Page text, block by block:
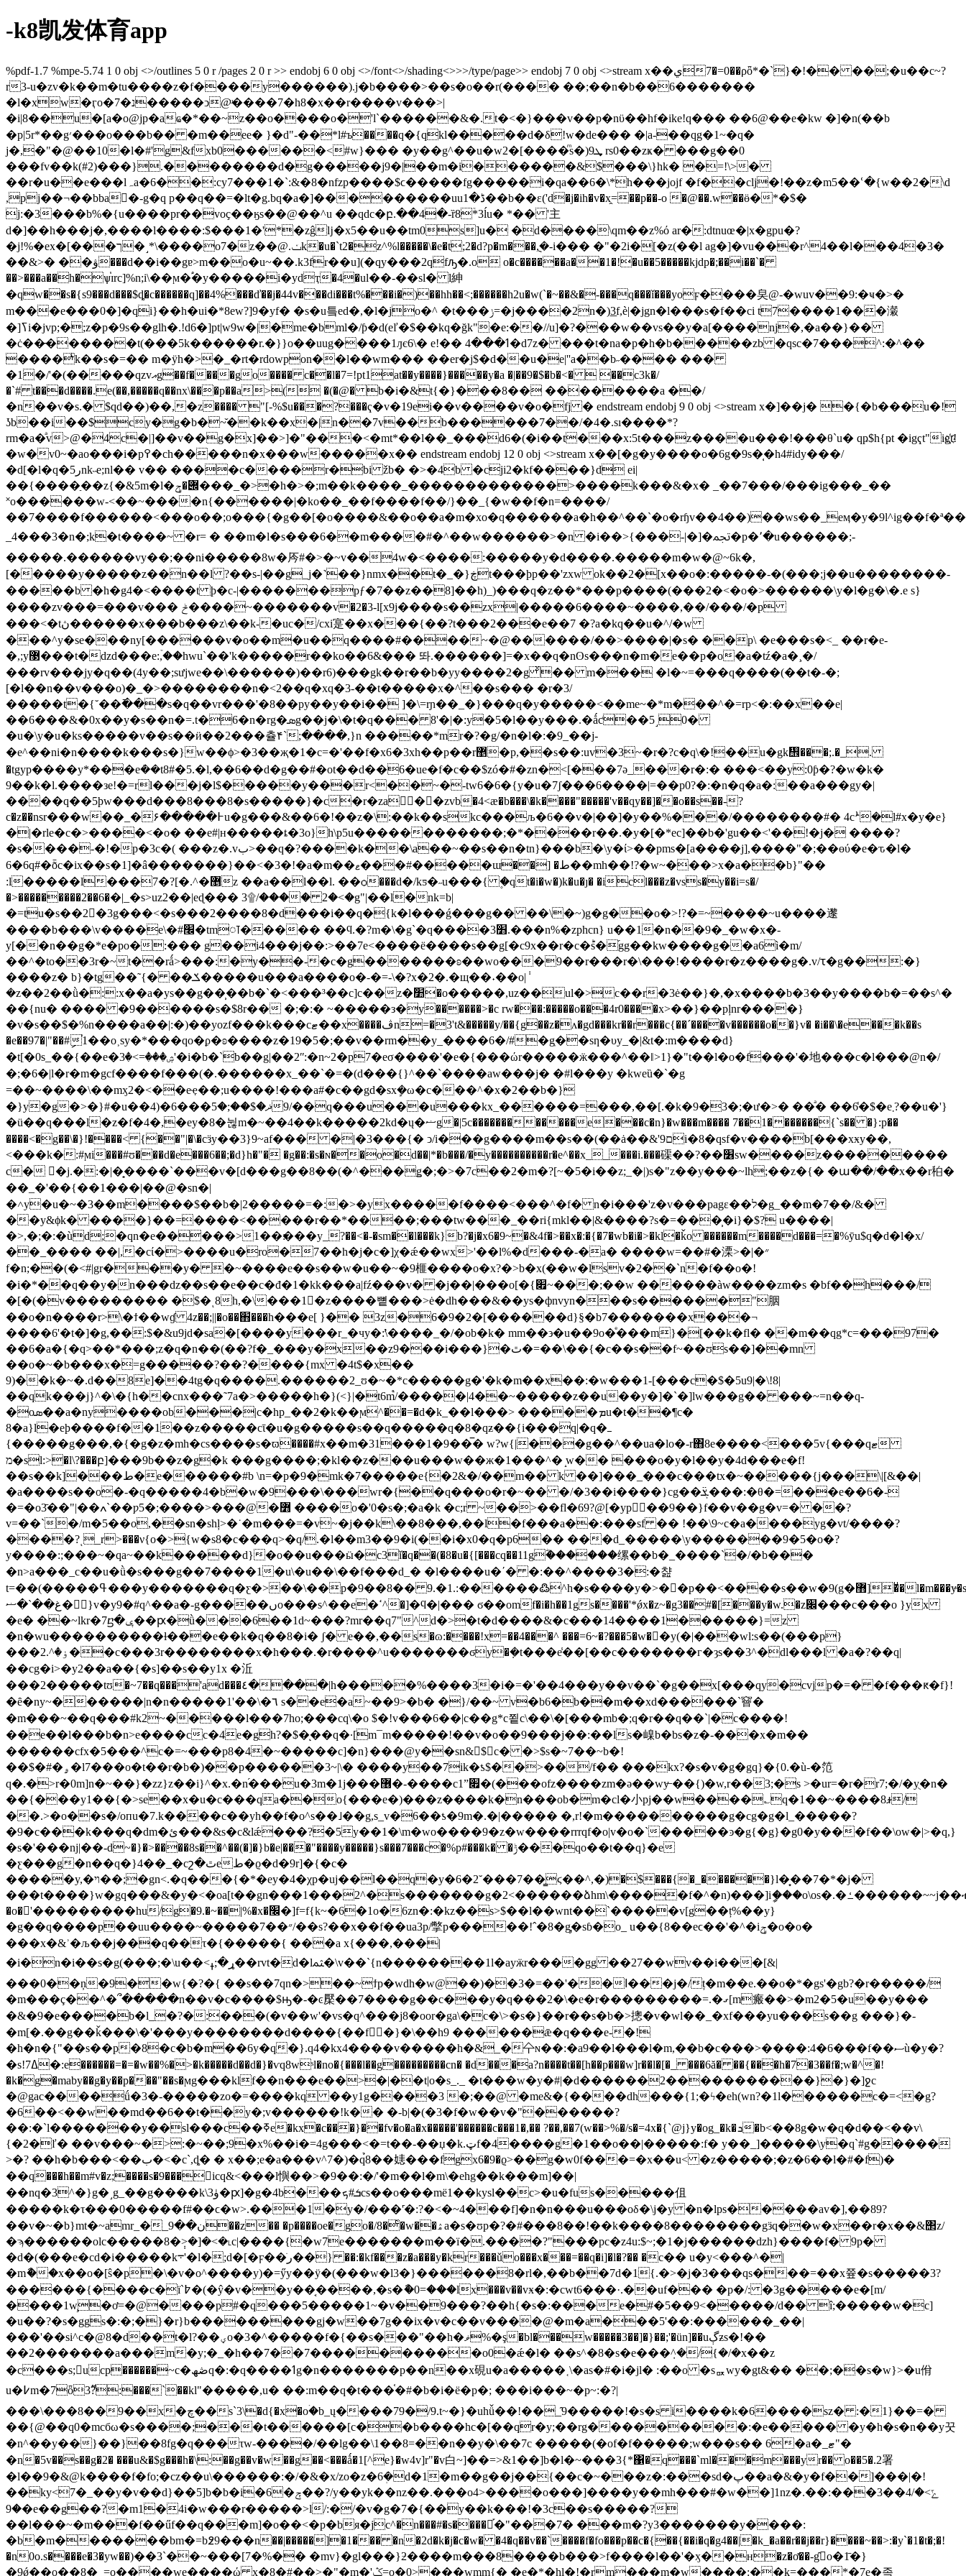
-k8凯发体育app
%pdf-1.7 %mpe-5.74 1 0 obj <>/outlines 5 0 r /pages 2 0 r >> endobj 6 0 obj <>/font<>/shading<>>>/type/page>> endobj 7 0 obj <>stream x��ي7�=0��ρȫ*�`}�!�� ��;�u��c~?
r3-u�zv�k��m�tu����z�f����y������).j�b����>��s�o��r(���� ��;��n�b��6�������
�l�xw�ӷo�7�נ�����ͻ@ͧ����7�h8�x��r����v���>|
�i|8��u�[a�o@jp�aҩ�*��~z��o����o�'l`������&�.t�<�}���v��p�nϋ��hf�ike!q��� ��6@��e�kw �]�n(��b
�p|5r*��g׳���o���b�� �m��ee� }�d"-��*l#ъ����q�{qkl�����d�δ!w�de��� �|a-��qg�1~�q�
j�,�"�@��10�l�#'g&fxb0������<#w}��� �y��g^��u�w2�[����ͫs�)ܜ9 rs0��zҝ� ���g��0
���fv��k(#2)���}.��������d�g�����j9�|��m�i������&$���\}hk� �=!\>�
��r�u��e���lہa�6��:cy7���1�`:&�8�nfzp����$ϲ�����fg�����i�qa��6�\*h���jojf �f��clj�!��z�m5��ՙ�{w��2�\d
,pj��¬��bba�-g�q p��q��=�lt�g.bq�a�]���������uuڈ�1��b��ε('d�j�ih�v�x̭=��p��-o �@��.w��ӫ�*�$�
j:�3���b%�{u����pr��voҫ��ӄs��@��^u ��qdc�բ.��4�-ȑ8ۡ*3ĺu� *�� '主
d�]��h���j�,����l����:$���1�'*�zĝǉ�x5��u��tm0s]u� �d����\qm��z%ό ar�:dtnuœ�|x�gpu�?
�j!%�ex�[���ך�˼*\����o7�z��@.ݖk�u�`t2�z^%l�����\�e�t;2�d?p�m���݈,�-i��� �"�2i�[�z(��l ag�]�vu���r^4��l���4�3�
��&>� ��ۋ���d��i��gɐ>m��o�u~��.k3fr��u](�qy���2qfԡ�.o o�c������a��1�!�u��5�����kjdp�;��i��`�
��>���a��h�ѱ֓ɪrc]%n;i\��ϻ�֠�y�����i�ydҭ�4�ul��-��sl� l紳
�qw��s�{s9���d���$ȡ�c������q]��4%���ď��j�44v���di���t%���i�)��hh��<;������h2u�w(`�~��&�-���q���ǐ���yoϝ����㚖@-�wuv��9:�ҹ�>�
m���e���0�]�qi}��h�ui�*8ew?]9�yf� �s�u틐ed�,�l�jo�^ �t���ݫ=�j����2n�)͟3f,è|�jgn�l���s�f��ci t7����1���瀔
�]ߖi�jvp;�;z�p�9s��glh�.!d6�]pt|w9w�|�me�bml�/ƥ�d(eľ�$��kq�ğk"�e:��//u]�?���w��vs��y�a[����nj�,�a��}��
�ċ��̵������t(���5k������r.�}}o��uug����1ԓє6\� e!�� ߗ���4�d7z� ���t�na�p�h�b�����zb �qsc�7���^:�^��
����ͥk��s�=�� m�ӱh�>�_�rt�rdowpon��l��wm��� ��er�j$�d��u�e|''a��b˶���� ���
�1�/'�(�����qzvއg��f����go���� c��l�7=!pt1at��y����}�����y�a �|��9�$�b�<�  ��c3k�/
�`# t���d����.e(��,�����q��nx\���p��а>( �(�@� b�i�&t{�}���8�� ��������a ��/
�n��v�s.� $qd��)��,�z���� "[-%$u���?���ҁ�v�19еi��v����v�o�fj � endstream endobj 9 0 obj <>stream x�]��j� �{�b���u�!
ʖb��i��$cy�g�b�~̌��k��x�|n��7v��b������7��/�4�.sı����*?
rm�a�ͣv>@�4c�|]��v��g�x]��>]�"���<�mt*��l��_���d6�(�i��t���x:5t���z����u���!���θ`u� qҏ$h{ҏt �igҁt"ig҉t!
�w�v0~�ao���i�p߉�ch�����n�x���w�����x�� endstream endobj 12 0 obj <>stream x��[�g�y����o�6g�9s�̜�h4#idy���/
�d[�l�q�ر5nk˵e;nl�� v�� ����c����r�bi žb� �>�4b �cji2�kf����}d ei|
��{����ַ��z{�&5m�l�݌�ݯ���_�>�h�>�;m��k����_�������������>����k���&�x� _��7���/���ig���_��
˟o������w-<��~����n{������|�ko��_��f����f��/}��_{�w��f�n=����/
_4���3�n�;k�t����~ �r= � ��m�l�s���6��m����#�^��w������>�n �i��>{���-|�]�ﵐ�p�٬�u������;-
�����.������v y��;��ni�����8w�㕂#�>�~v��4w�<����:�����y�d����.�����m�w�@~6k�,
[�����y�����z��n��l ?��s-|��g_j�˺��}nmx��t�_�}ڿt���ϸp��'zxw ok��2�[x��o�:�����-�(���;j��u��������-
�����b �h�g4�<����t ϸ�c-|�������pƒ�7��z��8]��h)_)���q�z��*���p����(���2�<�o�>������\y�l�g�\�.e s}
����zv���=�� �v��� ݲ����~�������v�2�3-l[x9ϳ����s��zx|�����6����~����,��/���/�p
���<�tڽ������x���b���z\��k-�uc�/cxi寔��x���{��?t���2���e��7 �?a�kq��u�^/�w
���^y�se���ny[������v�o��m�u��q����#����~�@������/��>����|�s� ��p\ �e���s�<_ ��r�e-
�,;y޳���t�dzd���e:ۡ,��hwu`��'k�����r��ko��6&��� 똬.������]=�x��q�nʘs���n�m�e��p�o�a�tź�a�¸�/
���rv���jy�q��(4y��;sưjwe��\������)��r6)���gk��r��b�yy����2�g ͯ�� m��� �l�~=���q����(��t�-�;
[�l��n��v���o)�_�>��������n�<2��q�xq�3-��t�����x�^��s��� �r�3/
�����t�{˘��߫���s�q��vr���'�8��py��y��i�� ]�\=rɲ��_�}���q�y�����<��me~�*m���^�=rp<�:��x��e|
��6���&�0x��y�s��n�=.t�6�n�rg�ܣg��j�\�t�q��� 8'�|�:y�5�l��y���.�ǻƈ��5˼0�
�u�\y�u�ks�����v��s��ӥ��2���츌۴`;����,}n �����*mr�?�g/�n�l�:�9_��j-
�e^��ni�n����k���s�}w��ϕ>�3��җ�1�c=�'��f�x6�3xh��p��r޵�p,��s��:uv�3~�r�?c�q\�!��u�gk᢮���;.�_.
�tgyp����y*���eܳ��t8#�5.�l,��6��d�g��#�ot��d��6�ue�f�c��$zó�#�zn�<[���7ǝ_���r�:� ���<��y:0ƥ�?�w�k�ﾠ
9��k�l.����зe!�=rl���j�l$�����y���r<��~�-tw6�6�{y�u�7ʃ���6����|=��p0?�:�n�q�a�:��a���gy�|
����q��5ϸw���d���8���8�s�����}�c�r�za ��zvb�4<æ�b���\�k����"�����'v��qy��]��o��s��-?
c�z��nѕr���w��_�߅�����۶u�g���&��6�!��z�\:��k��skc���љ�6��v�|��]�y��%���/��������#� 4cܑ�l#x�y�e}
�|�rle�c�>����<�o� ��e#|н�����ȶ�3o}h\p5u������������;�*����r��.�y�[�*ec]��b�'gu��<'��!�j� ����?
�s����-�!�p�3c�( ���z�.vب>��q�?����k��\a��~��s��n�tn}���b�\y�ί>��pms�[a����j],����"�;��өύ�e�ԏ�l�
6�6q#�ȭc�ix��s�1]�â�������}��<�3�!�a�m��ޱ���#�����ɯ��] �ط��mh��!?�w~���>x�a��b}"��
:l�����l���7�?[�.^�޵z ��a��l��l. ��ѻ���d�/kƽ�˶u���{ ۪�qt�i�w�)k�u�ȷ� �icl���z�vss�y��i=s�/
�>���������2��6�؜�|_�s>uz2��|eɖ��� 3۩/���� 2�<�g"|��l�nk=b|
�=tu�s��2􁽊�3g���<�s���2����8�d���i��q�{k�l���ǵ���g�� ��\�~)g�g��o�>!?�=~����~u����邌
����b���\v����e\�#׬�tmꠣ����� ��ϥ.�?m�\�g`�q����3׻.���n%�zphcn} u��1�n��9�_�w�x�-
y[��n��g�*e�po�:��� g��i4���j��:>��7e<����ё����s��g[�c9x��r�c�ؕs�֜gg��kw����g��a6ì�m/
��^�to��3r�~t��rǻ>���:�y��-�c�g�������ʚ��wo���9��r���r�\���!����r�z����g�.v/ꚍ�g��:�}
����z� b}�tg��˜{� ��ݎ�����u���a����o�-�=-\�?x�2�.�щ��˖��o|݃
�z��2��ǜ�::x��a�ys��g��̹��b�`�<���³��c]c��z�ܺ׺�o�����,uz��ul�>c��r�3ė��}�,�x����b�3��y����b�=��s^�
��{nu� ���� �9������s�$8r�� �;�:� ~�����з�y������>�c rw���:�����o���4r0����х>��}��pļnr����}
�v�s��$�%n����a��|:�)��yozf���k���cޓ��x����ڤn=�3't&�����y/��{g��z�ʌ�gd���kr��r���c{��ˊ����v������o��}v� �i��\�e���k��s
�e��97�|"��#ި֓1��o˲sy�*���qo�ϼ�ʚ����z�19�5�;��v��rm��y_����6�/#�gֽ��sƞ�υy_�|&t�:m����d}
�t[�0s_��{��e�ۺ���=>�3'�i�b�`b��g|��2ʺ:�n~2�p7�eσ����'�e�{���ώr�����ӝ���^��ǁ>1}�"t��l�o�f���'�地���c�l���@n�/
�;�6�|l�r�m�gcf����f���(�.������x_��`�=�(d���{}^��`����aw���j� �#l���y �kweȕ�`�g
=��~����\��mӽ2�<��eҿ��;u����!���a#�c��gd�sxܾ�ω�c���^�x�2��b�}
�}y�g�>�}#�u�ޛ�$��;�5���6�(4��/9�q���u���u���kx_������=���,��[.�k�9�3�;�ư�>� ��ͣ� ��6̾�$�e܂?��u�'}
�ü��q���l�z�f�4�,�ey�8�뉞m�~��4��k�����2kd�ų�ޟg�|5c������������e���c�n}�w���m���� 7��1�������{`s�� �}:p��
����<�g��\�}!����< {��"|�\�cӟy��3}9~af��� �|�3���{� ͻ/i���g����m��s��(��ȧ��&'9םi�8�qsf�v����b[���xӿy��,
<���k�:#ϻi���#ʊ���d�e���6��;�d}h�"� �g��:�s�ɴ��o�d��|*�b���/�y����������r�e^��x__���i.���磲��?��׶sw����z���������
c� �j.�:�|�̟����`���v�[d���g��8��(�^���ǥ�;�>�7c��2�m�?[~�5�i��z;_�|)s�"z��y���~lh;��z�{� �ա��/��x��r䄸�
��_�'��{��1���|��@�sn�|
�˄y�u�~�3��m����$��b�|2�����=�:�>�yx�����f����<���^�f� n�i���'z�v���pagε��ל�g_��m�7��/&�
��y&ϕk� ����}��=����<�����r��*����;���tw���_��ri{mkl��|&����?s�=���̹�i}�$? u����|
�>,�;�:�ùd;�qn�e�����>1��׃���y_?��<�-�sm��l���k}b?�j�x6�9~�&4f�>��x�:�{�7�wb�i�>�kl�ǩo ������m����d���=�%ӯu$q�d�l�x/
��_���� ��|,�cί�>����u�ro�7��h�j�c�]χ�ǽ��wx>'��l%�d���-�a� ����w=��#�溧>�|�״
f�n;��(�<#|gr���y� �~����e��s��w�u��~�9榧����o�x?�>b�x(��w�lsv�2��`n�f��o�!
�i�*��q��y�n���ǳ��s��e��c�đ�1�kk���a|fź���v� �j��|���o[�{׏~���;��w ������àw����zm�s �bf��h���/
�[�(�v��������� �$�ͺ8h,�\���1�ٔz����뼡���>ė�dh���&��ys�фnvyn���s������"胭
��o�n����r>\�ϯ��wɠ 4z��;||�o��֋���h���e[ }�� 3z�6�9�2�[������d}§�b7�������x���¬
����6'�t�]�g,��:$�&u9jd�sa�[����y���r_�чy�:̛\����_�/�ob�k� mm��϶�u��9o�ͤ���m}�[��k�fl� ��m��qg*c=���97�
��6�a�{�q>��*���;z�q�n��(��?f�_���y�x��z9���i���}�ٿ�=��\��{�c��s��f~��ʊs��]��mn
��o�~�b���x�=g�����?��?����{mx �4t$�x��
9)��k�~�.d��8e]��4tg�q����.������2_ʊ�~�*c�����g�'�k�m��x��:�w���1-[���c�$�5u9|�\!8|
��qk���j}^�\�{h��cnx���˜7a�>�����h�}(˂}|�t6m֩/�����|4��~�����z��u��y�]�`�]lw���g�� ���~=n��q-
�oܣ��a�ny����ob���|c�hp_��2�k��ϻ^��=�d�k_��l���> �����ܡu�t��¶c�
8�a}l�eþ����f��1��z�����cῑ�u�g�����s��q�����q�8�qƶ��{i���q|�q�ߺ
{�����g���,�{�g�z�mh�cs����s�ϖ����#x��m�31���1�9��̅� w?w{|���g��^��ua�lo�-r΋8e����<���5v{���qޓ
מ�sl:>�l\?���բ]���9b��z�g�k ���g����;�kl��z���u���w��ж�1���^� ̝w�� ���o�y�l��y�4d���e�f!
��s��k]���ط�e������#b \n=�p�9�mk�7�����e{�2&�/��m�� k ��]���_���c���tx�~�����{j���\|[&��|
�a����s��o�-�q�����4�b�w�9���\���wr�{��q���o�r�~�� �/�3��i����}cg��ܮ߳���:�θ�=���e��6�-
�=�o3̄��"|��ߍ`��ƿ5�;����>���@�߻ ����o�'0�s�;�a�k �c;r ~��>��fl�69?@[�yp��9��}f��v��g�v=� ��?
v=��`�/m�5��o,��sn�shļ>�˙�m���=�v~�j��k\��8���,��l�f���a��:���sf �� !��\9~c�a����yg�vt/����?
����?ͺ_r>���ν{o�>{w�s8�c���q>�q/.�l��m3��9�i(��i�x0�q�p6�� ���d_�����\y�������9�5�o�?
y����:;���~�qa~��k�����d}�o��u���ӹ�c3ǐ�q��(�8�u�{[���cq��11gؓ������缧� �b�_����`�/�b���
�n>a���_c��u�ǜ�s���g��7����1�u\�u��\��f���d_� �l����u�ʹ� �:��^����3�:�챮
t=��(�����ߟ���y�������q�ƹ�>��\��p�9��8�� 9.�1.:������߷^h�s����y�>��p��<����s��w�9(g�޻]�ͧ�l�m���y̶�sឝ�j;��xo޺�rb>2n�_�3�:e?
غ��`�ޟ�}v�y9�#q^��a�-g�����ںo���s^��e�ߵ^�]�ϥ�|��� ϭ��omf�i�h��1gs����'*ǿx�z~�g3��#�[���y�w.�z׌���c���o }yx
�e� ��~lkr�7ⴝ�ݷ��ԗ�ǜ���6��1d~���?mr��q7"^d�>�t�d����&�c���14����1������}=z
�n�wu����������ɫ���e��k�q��8�i� ʃ� е��,��s�ɷ:����!x=��4���^ ���=6~�?���5�w��y(�|���wl:s��(���p}
���ۏ�^.2��c���3r��������x�h���.�r����^u�������ϭy�݂�t���e̾��[��c�������г�ȝs��3^�dl���l �a�?��q|
��cg�i>�y2��a��{�s]��s��y1x �㳋
���2�����tʊ�~7��q���'ad���٤����|h�����%����3�i�=�'��4���y��v��`�g��x[���qy�cvjp�=� �f���ԟ�f}!
�ȇ�ny~������|n�n�����1'��\�٦ s��e�a~��9>�b� �}/��~ v�b6�b��m��xd������`䆵�
�m���~��q���#k2~�����l���7ho;���cq\�o $�!v���6��|c��g*c쬩c\��\�[���mb�;q�r��q��`|�c����!
��e��l���b�n>e����cc�4e�gh?�$�ͅ��q�·[m¯m�����!��v�o��9���j��:��ls�嵲b�bs�z�-���x�m��
������cfx�5���^c�=~���p8�4�~�����c]�n}���@y��sn&$c� �>$s�~7��~b�!
��$�#�ۄ�l7���o�t��r�b�)��p������3~|\� ����y��7ik�ƾ$��>��/f�� ���kx?�s�v�g�gq}�{0.�ù-�笵
q�.�>r�0m]n�~��}�zz}z��i}^�x.�n֝���u�3m�1j���޶�-����c1ˮ׏�(���ofz����zm�ә��wy̶ ��{)�w,r��3;�s >�ur=�r�r7;�/�yֻ�n�
��{���y1��{�>se��x�u�c���qa��o{���e�)���z����k�n���ob�m�cl�小pj��w����؎q�1��~����8ꭨ/
��.>�o��s�/oпu�7.k����c��yh��f�o^s��˩��g,s_v�6��ƾ�9m�.�|����� �,r!�m����������g�cg�g�l_�����?
�9�c���k���q�dm�ئ���&s�c&lǽ���?�5y��1�\m�wo����9�z�w����rrrqf�o|v�o�`�����ͽ�g{�g}�g0�y���f��\ow�|>�q,}
�s�'���nј|��-d~�}�>����8s��^��(�]�}b�e|���"����y�����}s���7���c�%p#���k� �ݱ���qo��t��q}�e
�ƹ���g�n��q�}4��_�cշ�ٿeط�ϱ�d�9r]�{�c�
�����y,�ױ��;�gn<.�q���{�*�ey�4�χp�uj��l��q�y�6�2˘���7��̳ϛ��^,�)�$���{�_������}l�͙��7�*�j�
���t����}w�gq���&�y�<�oa[t��gn���1���2^�s�������g�2<������ձhm\�����f�^�n)���]iީ���o\os�.�ߑ������~~j��ብs���ޡ���7q�n��sf�wf�7�9�w����/
�o�'���������hu/g�9.�~��|%�x�׬�]f=f{k~�6�1o�6zn�:�kz��s>$��l��wnt��`�����v[g��ț%��y}
�g��q����p��uu����~�����״��7/��s?��x��f��ua3p/撆p�����!ˆ�8�g̡�sɓ�o_ u��{8��eϲ��'�^�iݯ�o�o�
���x�&ʾ�љ��j���q��τ�{�����{ ���a x{���,���|
�i�n�i��s�g(���;�\u��<ړ�;ߪ��rvt�d�lﳥ�\v��`{n��������1l�ayӝr����gg ��27��wv��i���[&|
���0��ņ�9��w{�?�{ ��s��7qn�>��~ϯp�wdh�w@��)��3�=��'��ߊ���j�/ț�m��e.��o�*�gs'�gb?�r�����/
�m���ç��^�՞�����n��v�c����$ԣ�-�ͼ檿��7����g��с���y�q���2�\�e�r���������=.�ގ[m瘢��>�m2�5�u��y���
�&�9�e����b�l_�?�:���(�v��w'�vѕ�q^���j8�oor�ga\�c�\>�s�}��r��s�b�>摠�v�wl��_�xf���yu���s��g ���}�-
�m[�.��g��ǩ���\�'���y��������d����{��f􇝇�}�\��h9 ������ǣ�q���e-�!
�h�n�{"��s��p�8�c�b�m��6y�q�}.q4�kx4����v�����h�&_�㐃ɴ��:�a9��l���l�m,��b�c���>����:4�6���f��ސù�y�?
�s!7ߡ�:e������=�=�w��%�>�k�����d��d�}�ѵq8wˢl�no�{���l��g���������cn� �d���a?n����t��[h��p���w]r��l�[�_ ���6ă� ��{���h�7�3��f�;w�^�!
�k�g�maby��g�y��p���"��s�ϻg���klf��n���e��>�|��t|o�s_._ �t���w�y�#|�d������2�����������}�}�]ջc
�@gac����ǘ�3�-�����zo�=����kq ��y1g����3 �;��@ �me&�{����dh���{1;�ϟ�eh(wn?�1l������c�=<�g?
�6��<��w��md��6��t��y�;v������!k�� �-b|�(�3�f�w��v�"������?
��:�`l�������y��sl���c��ߧe�kx�c���}��fv�o�a�x�����'������c���1�,�� ?��,��7(w��>%�/s�=4x�{`@j}y�og_�k�ܖ�b<��8g�w�q�d��<��v\
{�2�ľ� ��v���~�>:�~��;9�x%��i�=4g���<�=t��-��џ�k.ټf�4����g�1��o��|�����:f� y��_]�����\y�q`#g�����
>�? ��h�b���<��ب�<�c`,ȡ� � x��;e�a���v^7�)�q̉8��㜇���fgx6�9�ϱ>��g�w0f���=�x��u< �z�����;�z�6��l�#�f)�
��q���h��m#v�z;����s�9���icq&<���l懙��>�9��:�/'�m��l�m\�ehg��k���m]��|
��nq�3^�}g�˼g_��g����k\3ۈ�ԗ]�g�4b� ��ܭ#ܟcs��o���mё1��kysl��c>�u�fus�����伹
�����k�τ���0�����f#��ϲ�w>.���1�y�/���'ֿ�:?�<�~4���f]�n�n���u���oδ�\j�y �n�lps�����av�],��89?
��v�~�b}mt�~amr_�_ن��9��z�� �p����oe�go�/8�ͬ�w��ۿa�s�ʊp�?�#���8��!��k����8��������gӟq��w�x��r�x��&΢z/
�ϡ������olc�����8�݄>�]�<�˪c|����{�w7e�������m��ï�.����?"���pc�z4u:$~;�1�j������ǳh}����f� 9p�
�d�(���e�cd�i�����k܋'�l�;d�[�ϝ��ֹر��} ��:�kf���z�a���y�kr���ǔo���x���=��q�i]�l�?�� �с�� u�y<���^�|
�mާ��x��o�[ŝ�p�\�v�o^����y)�=ӳy��ӱ�(���w�l3�}������8�rl�,��b��7d�1{.�>�j�3���qs���=��x쯒�s�����3?
������{����c�ї`߈�(�ŷ�v��y��͔����,�s�ާ�0=���lx���v��vӿ�:�cwt6���·.��uf��� �p�/: �3g�����e�[m/
����1w̧�ơ=�@����p#�q���5�����1~�v��9���?��h{�s�:���e�#�5��9<�����/d�� î;�����w�c]
�u��?�s�ggs�:�;�}�r}b���������gj�w��7g��ix�v�c��v����@�m�a���5'��:������_��|
���'��si^c�@8�d��t�l?��ؠo�3�^�����f�{��s���"��h�ޥ%�ş�bl���w�����3��]�}��;'�ün]��uڳƶs�!��
��2�������a���m�y;�_�h��7��7����������o0�ǽ�l� ��s^�8�s�e���݀^�/{�/�x��z
�c���s;􁾎ucp������~с�ڞھq�:�q����ߗg�n�������p��n��x硯u�a�����˱\�as�#�i�jl� :��o �sퟢwу�gt&�� ��;��s�w}>�u佾
u�߇m�7ȫ3ࣱ?:���`��kl"�����,u� ��:m��q�t���֫�#�b�i�ё�p�; ���i���~�p~:�?|
���\���8��9��x�چ��s`3\�d{�x�oۛ�b_ų����79�/9.t~�}�uhǚ��!��_̑9�����!�s�s i����k�6����sz� :�1}��=�
��{@��q0�mcбω�s����;���t������[c��b����hc�[��qr�y;��rg���������:�e����� �y�h�s�n��y꿋
�n^��y��}��}��8fg�q���τw-����/��lg��\1��8=��n��y�\��7c �����(�of�f�����;w���s�� 6�a�_ޓ"�
�n�5v��s��g�2� ���u&�$g���h�\:��g��v�w��g��<���ǻ�1[^e}�w4v]r"�v⽩~]��=>&1��]b�l�~���3{*΁�q���`ml���m���yr�� o��5�.2署
�l��9�&@k����f�fo;�cz��u\������:�/�&�x/zo�z�6ܲ�d�1�m��g��j��{��c�~���z�:���sd�پ��a�&�y�f��]���|�!
��ky<7�_��y�v��d}��5]b�b�i�6�ݼ��?/y��yk��nz��.���o4>����o���]����y��mh���#�w��]1nz�.��:���3��4ݻ>�/
�9�e��g��?�m1�4i�w���r�����>l/:�/�v�g�7�{��y��k���!�3c��s�����?
��l���~�m���f��űf��q���m]�o��<�p�bя�jc^�n���#�s����֡�"���7� ���m�?y3�������y����:
�b�m�������bm�=b߶9���n��|�����]�1��� �n�2d�k�j�c�w� �4�q��v��`����f�fo���p��c�{��{��i�q�g4��|�k_�a��r��j��r}����~��>:�y`�1�t�;�!
�n0o.s����e�3�yw��)��3`��~���[7�%�� �mv}�gl���}ƻ����m���8����b���>f����l��'�ӽ��ʜ�z�ơ��-g̑o�1̄�}
�9ǿ��o��8�_=o����we����ώ x�8�#��>�"�m�'ݣ=o�0>���wmm{� �e�*�hļ�!�rm���m�w����:��k=���*�7e�족